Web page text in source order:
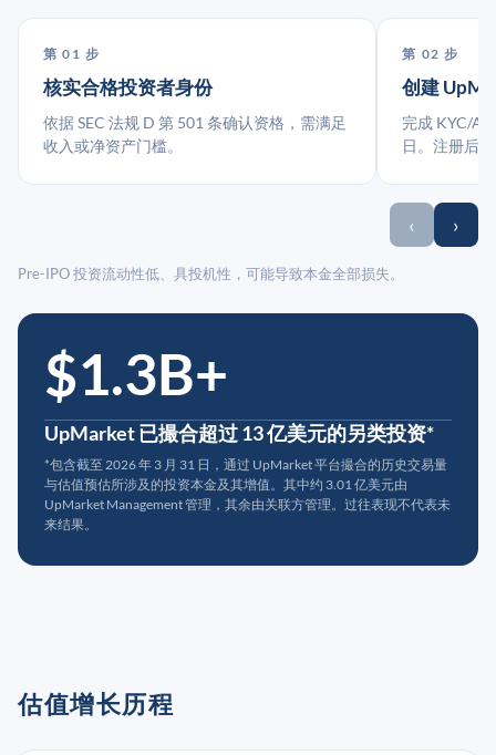
第 01 步
核实合格投资者身份
依据 SEC 法规 D 第 501 条确认资格，需满足
收入或净资产门槛。
第 02 步
创建
完成 KYC/
日。注册后
‹ ›
Pre-IPO 投资流动性低、具投机性，可能导致本金全部损失。
$1.3B+
UpMarket 已撮合超过 13 亿美元的另类投资*
*包含截至 2026 年 3 月 31 日，通过 UpMarket 平台撮合的历史交易量
与估值预估所涉及的投资本金及其增值。其中约 3.01 亿美元由
UpMarket Management 管理，其余由关联方管理。过往表现不代表未
来结果。
估值增长历程